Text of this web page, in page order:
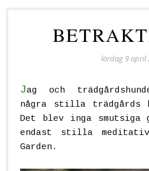
lördag 9 april
Jag och
några stilla trädgårds
Det blev inga
endast stilla
Garden.